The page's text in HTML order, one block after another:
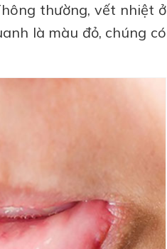
thường, vết nhiệt ở
là màu đỏ, chúng có